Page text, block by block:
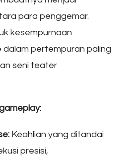
para penggemar.
kesempurnaan
dalam pertempuran paling
seni teater
Keahlian yang ditandai
presisi,